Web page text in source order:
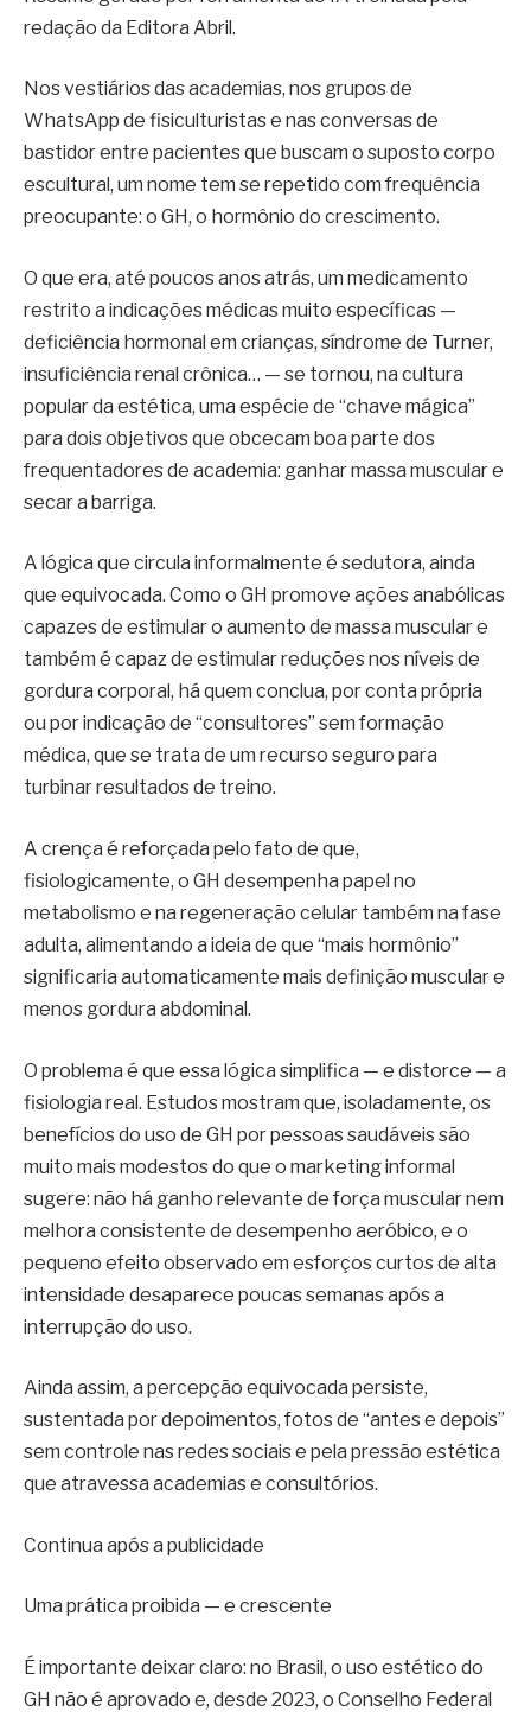
redação da Editora Abril.
Nos vestiários das academias, nos grupos de
WhatsApp de fisiculturistas e nas conversas de
bastidor entre pacientes que buscam o suposto corpo
escultural, um nome tem se repetido com frequência
preocupante: o GH, o hormônio do crescimento.
O que era, até poucos anos atrás, um medicamento
restrito a indicações médicas muito específicas —
deficiência hormonal em crianças, síndrome de Turner,
insuficiência renal crônica… — se tornou, na cultura
popular da estética, uma espécie de “chave mágica”
para dois objetivos que obcecam boa parte dos
frequentadores de academia: ganhar massa muscular e
secar a barriga.
A lógica que circula informalmente é sedutora, ainda
que equivocada. Como o GH promove ações anabólicas
capazes de estimular o aumento de massa muscular e
também é capaz de estimular reduções nos níveis de
gordura corporal, há quem conclua, por conta própria
ou por indicação de “consultores” sem formação
médica, que se trata de um recurso seguro para
turbinar resultados de treino.
A crença é reforçada pelo fato de que,
fisiologicamente, o GH desempenha papel no
metabolismo e na regeneração celular também na fase
adulta, alimentando a ideia de que “mais hormônio”
significaria automaticamente mais definição muscular e
menos gordura abdominal.
O problema é que essa lógica simplifica — e distorce — a
fisiologia real. Estudos mostram que, isoladamente, os
benefícios do uso de GH por pessoas saudáveis são
muito mais modestos do que o marketing informal
sugere: não há ganho relevante de força muscular nem
melhora consistente de desempenho aeróbico, e o
pequeno efeito observado em esforços curtos de alta
intensidade desaparece poucas semanas após a
interrupção do uso.
Ainda assim, a percepção equivocada persiste,
sustentada por depoimentos, fotos de “antes e depois”
sem controle nas redes sociais e pela pressão estética
que atravessa academias e consultórios.
Continua após a publicidade
Uma prática proibida — e crescente
É importante deixar claro: no Brasil, o uso estético do
GH não é aprovado e, desde 2023, o Conselho Federal